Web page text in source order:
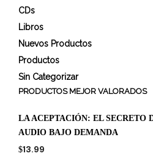
CDs
Libros
Nuevos Productos
Productos
Sin Categorizar
PRODUCTOS MEJOR VALORADOS
LA ACEPTACIÓN: EL SECRETO
AUDIO BAJO DEMANDA
$13.99